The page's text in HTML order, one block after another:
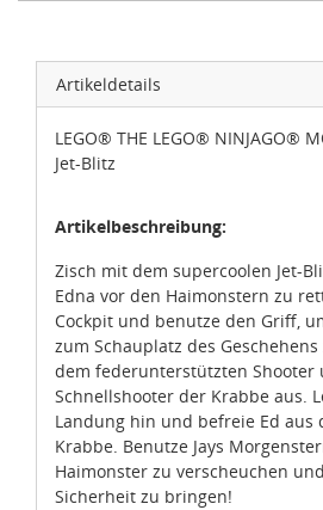
Artikeldetails
LEGO® THE LEGO® NINJAGO®
Jet-Blitz
Artikelbeschreibung:
Zisch mit dem supercoolen Jet-
Edna vor den Haimonstern zu
Cockpit und benutze den Griff,
zum Schauplatz des
dem federunterstützten Shooter
Schnellshooter der Krabbe aus.
Landung hin und befreie Ed aus
Krabbe. Benutze Jays
Haimonster zu verscheuchen
Sicherheit zu bringen!